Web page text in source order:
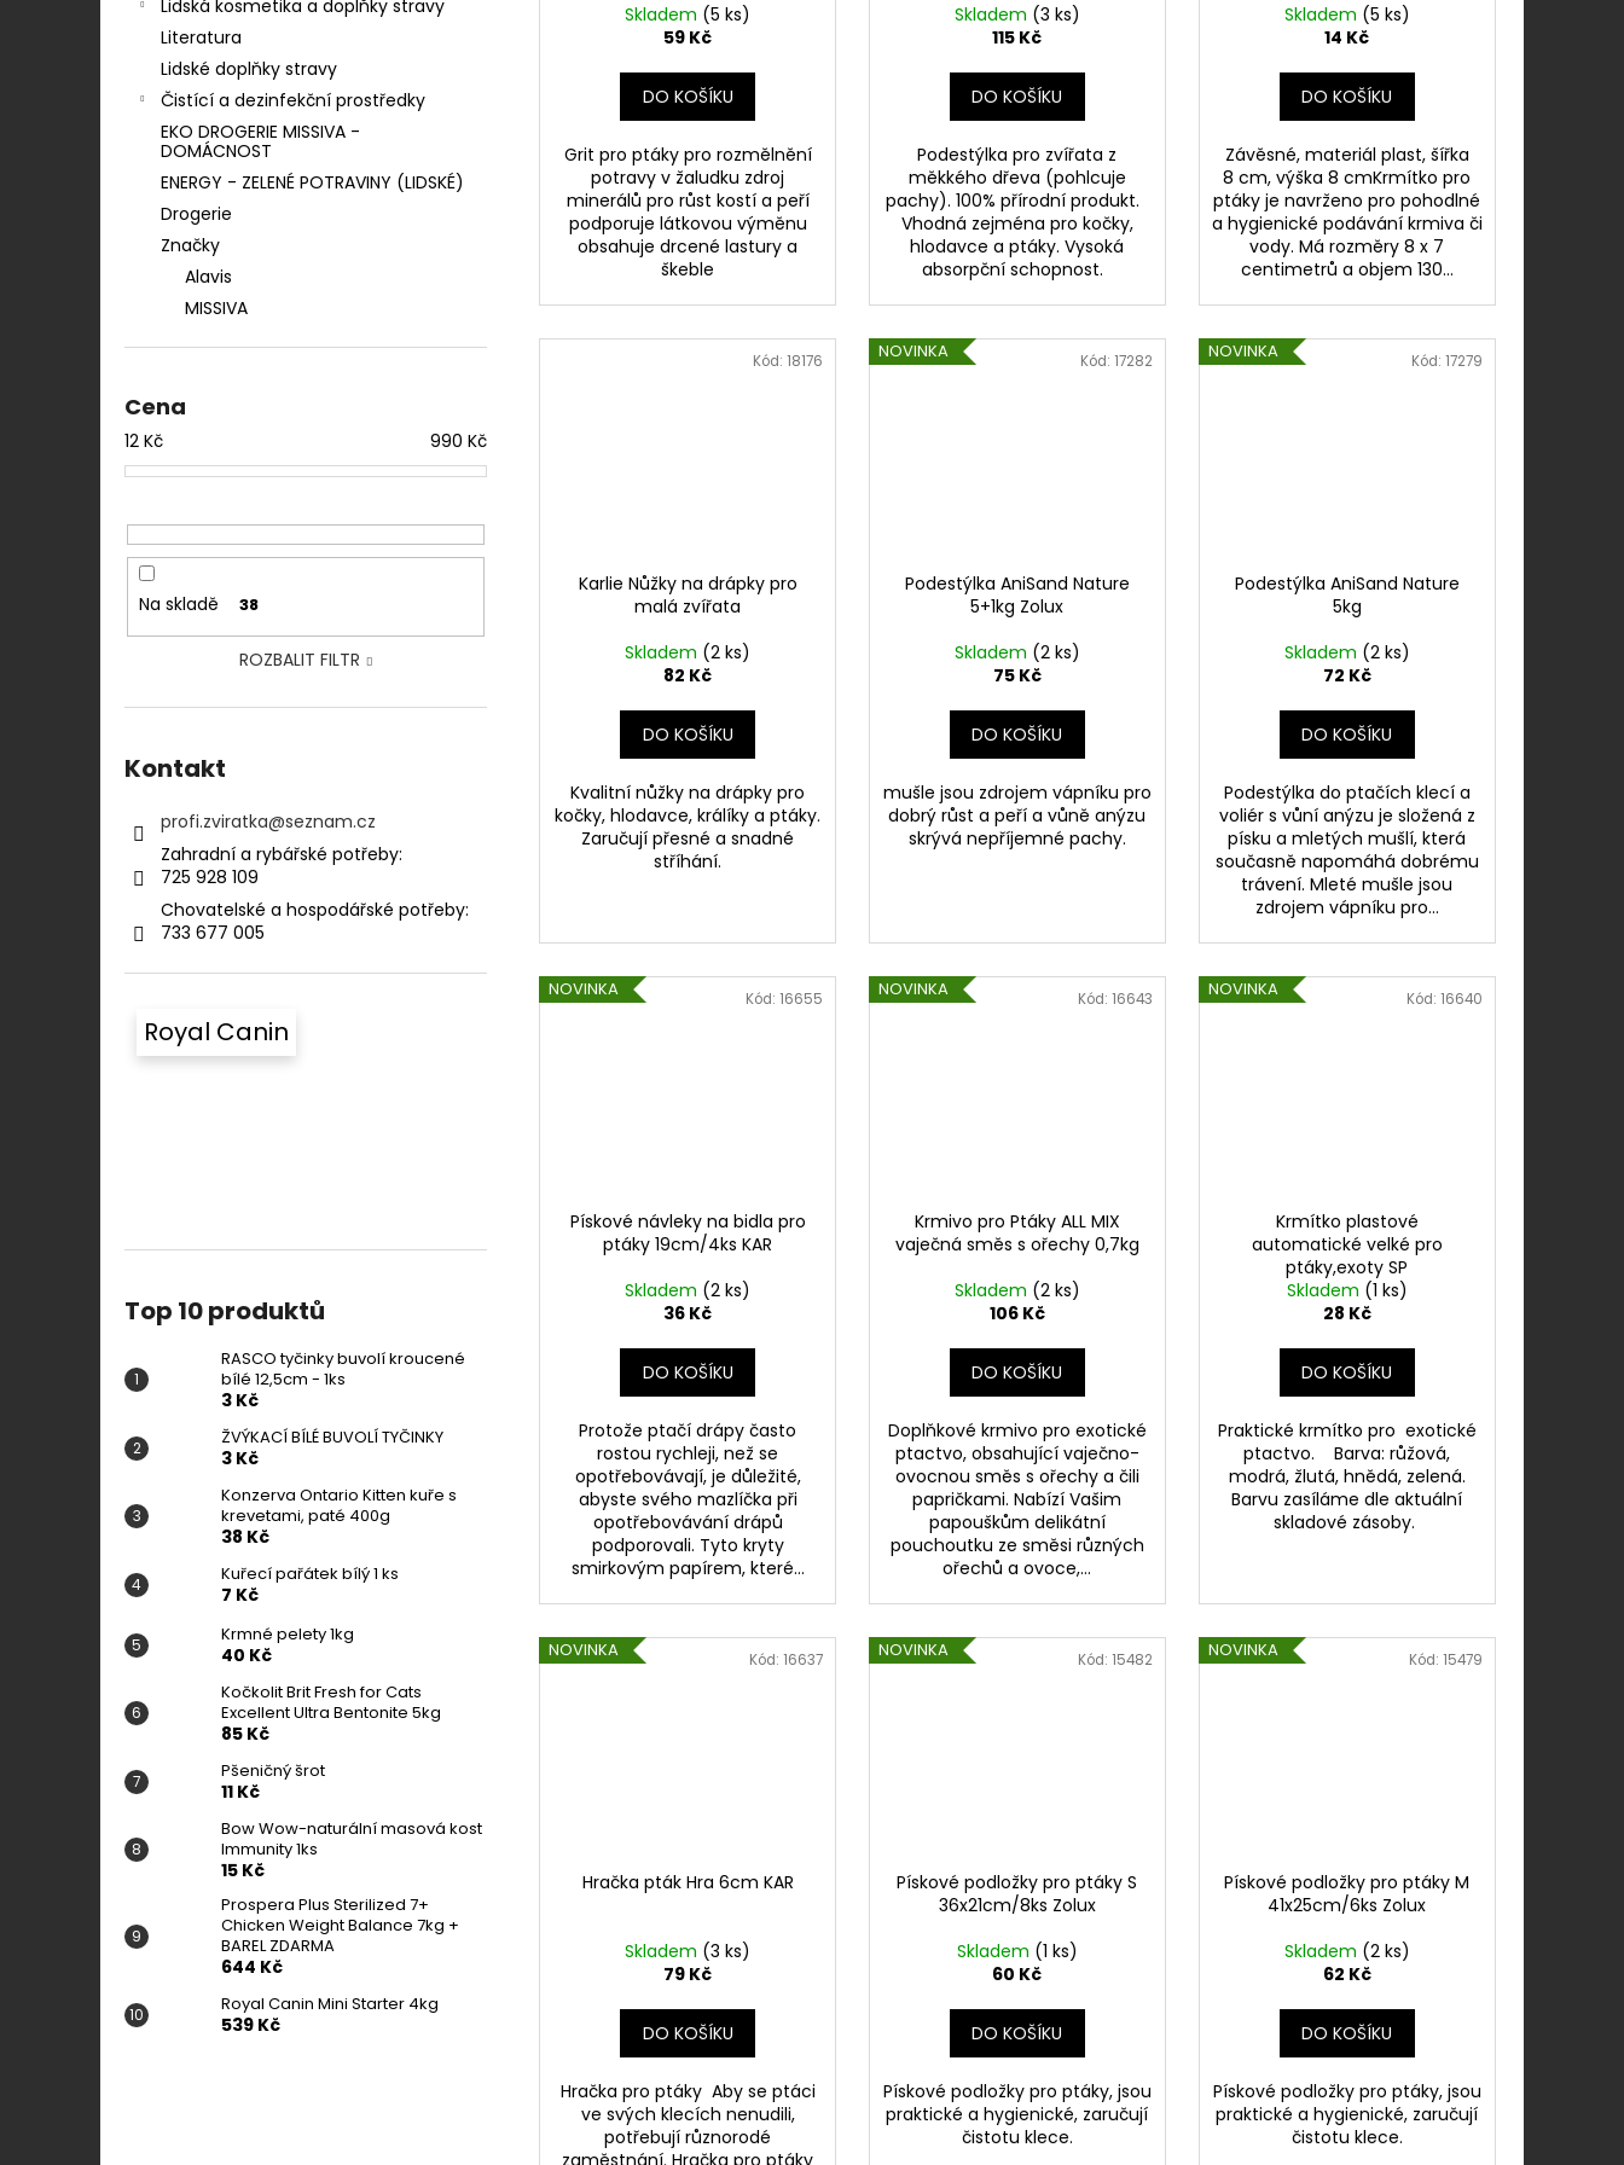
Lidská kosmetika a doplňky stravy
Literatura
Lidské doplňky stravy
Čistící a dezinfekční prostředky
EKO DROGERIE MISSIVA -
DOMÁCNOST
ENERGY - ZELENÉ POTRAVINY (LIDSKÉ)
Drogerie
Značky
Alavis
MISSIVA
Cena
12 Kč 990 Kč
Na skladě 38
ROZBALIT FILTR
Kontakt
profi.zviratka@seznam.cz
Zahradní a rybářské potřeby:⠀⠀⠀⠀⠀⠀⠀
725 928 109​​
Chovatelské a hospodářské potřeby:​​⠀
733 677 005
Royal Canin
Top 10 produktů
RASCO tyčinky buvolí kroucené
bílé 12,5cm - 1ks
3 Kč
ŽVÝKACÍ BÍLÉ BUVOLÍ TYČINKY
3 Kč
Konzerva Ontario Kitten kuře s
krevetami, paté 400g
38 Kč
Kuřecí pařátek bílý 1 ks
7 Kč
Krmné pelety 1kg
40 Kč
Kočkolit Brit Fresh for Cats
Excellent Ultra Bentonite 5kg
85 Kč
Pšeničný šrot
11 Kč
Bow Wow-naturální masová kost
Immunity 1ks
15 Kč
Prospera Plus Sterilized 7+
Chicken Weight Balance 7kg +
BAREL ZDARMA
644 Kč
Royal Canin Mini Starter 4kg
539 Kč
Skladem (5 ks)
59 Kč
DO KOŠÍKU
Grit pro ptáky pro rozmělnění
potravy v žaludku zdroj
minerálů pro růst kostí a peří
podporuje látkovou výměnu
obsahuje drcené lastury a
škeble
Skladem (3 ks)
115 Kč
DO KOŠÍKU
Podestýlka pro zvířata z
měkkého dřeva (pohlcuje
pachy). 100% přírodní produkt.
Vhodná zejména pro kočky,
hlodavce a ptáky. Vysoká
absorpční schopnost.
Skladem (5 ks)
14 Kč
DO KOŠÍKU
Závěsné, materiál plast, šířka
8 cm, výška 8 cmKrmítko pro
ptáky je navrženo pro pohodlné
a hygienické podávání krmiva či
vody. Má rozměry 8 x 7
centimetrů a objem 130...
Karlie Nůžky na drápky pro
malá zvířata
Skladem (2 ks)
82 Kč
DO KOŠÍKU
Kvalitní nůžky na drápky pro
kočky, hlodavce, králíky a ptáky.
Zaručují přesné a snadné
stříhání.
Kód:18176 NOVINKA
Podestýlka AniSand Nature
5+1kg Zolux
Skladem (2 ks)
75 Kč
DO KOŠÍKU
mušle jsou zdrojem vápníku pro
dobrý růst a peří a vůně anýzu
skrývá nepříjemné pachy.
Kód: 17282 NOVINKA
Podestýlka AniSand Nature
5kg
Skladem (2 ks)
72 Kč
DO KOŠÍKU
Podestýlka do ptačích klecí a
voliér s vůní anýzu je složená z
písku a mletých mušlí, která
současně napomáhá dobrému
trávení. Mleté mušle jsou
zdrojem vápníku pro...
Kód: 17279
NOVINKA
Pískové návleky na bidla pro
ptáky 19cm/4ks KAR
Skladem (2 ks)
36 Kč
DO KOŠÍKU
Protože ptačí drápy často
rostou rychleji, než se
opotřebovávají, je důležité,
abyste svého mazlíčka při
opotřebovávání drápů
podporovali. Tyto kryty
smirkovým papírem, které...
Kód:16655 NOVINKA
Krmivo pro Ptáky ALL MIX
vaječná směs s ořechy 0,7kg
Skladem (2 ks)
106 Kč
DO KOŠÍKU
Doplňkové krmivo pro exotické
ptactvo, obsahující vaječno-
ovocnou směs s ořechy a čili
papričkami. Nabízí Vašim
papouškům delikátní
pouchoutku ze směsi různých
ořechů a ovoce,...
Kód: 16643 NOVINKA
Krmítko plastové
automatické velké pro
ptáky,exoty SP
Skladem (1 ks)
28 Kč
DO KOŠÍKU
Praktické krmítko pro exotické
ptactvo. Barva: růžová,
modrá, žlutá, hnědá, zelená.
Barvu zasíláme dle aktuální
skladové zásoby.
Kód: 16640
NOVINKA
Hračka pták Hra 6cm KAR
Skladem (3 ks)
79 Kč
DO KOŠÍKU
Hračka pro ptáky Aby se ptáci
ve svých klecích nenudili,
potřebují různorodé
Kód:16637 NOVINKA
Pískové podložky pro ptáky S
36x21cm/8ks Zolux
Skladem (1 ks)
60 Kč
DO KOŠÍKU
Pískové podložky pro ptáky, jsou
praktické a hygienické, zaručují
čistotu klece.
Kód: 15482 NOVINKA
Pískové podložky pro ptáky M
41x25cm/6ks Zolux
Skladem (2 ks)
62 Kč
DO KOŠÍKU
Pískové podložky pro ptáky, jsou
praktické a hygienické, zaručují
čistotu klece.
Kód: 15479